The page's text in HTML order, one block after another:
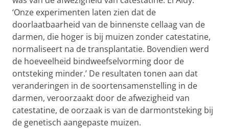
‘Onze experimenten laten zien dat de
doorlaatbaarheid van de binnenste cellaag van de
darmen, die hoger is bij muizen zonder catestatine,
normaliseert na de transplantatie. Bovendien werd
de hoeveelheid bindweefselvorming door de
ontsteking minder.’ De resultaten tonen aan dat
veranderingen in de soortensamenstelling in de
darmen, veroorzaakt door de afwezigheid van
catestatine, de oorzaak is van de darmontsteking bij
de genetisch aangepaste muizen.